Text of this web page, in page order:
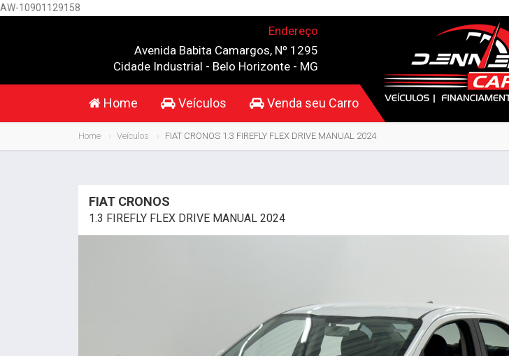
AW-10901129158
Endereço
Avenida Babita Camargos, Nº 1295
Cidade Industrial - Belo Horizonte - MG
Home Veículos Venda seu Carro
Home Veículos FIAT CRONOS 1.3 FIREFLY FLEX DRIVE MANUAL 2024
FIAT CRONOS
1.3 FIREFLY FLEX DRIVE MANUAL 2024